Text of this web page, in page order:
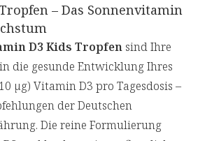
– Das Sonnenvitamin
D3 Kids Tropfen sind Ihre
die gesunde Entwicklung Ihres
µg) Vitamin D3 pro Tagesdosis –
der Deutschen
Die reine Formulierung